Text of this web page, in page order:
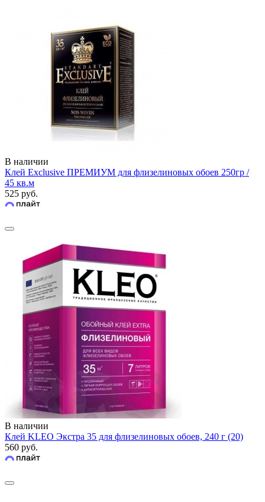
В наличии
Клей Exclusive ПРЕМИУМ для флизелиновых обоев 250гр /
45 кв.м
525 руб.
В наличии
Клей KLEO Экстра 35 для флизелиновых обоев, 240 г (20)
560 руб.